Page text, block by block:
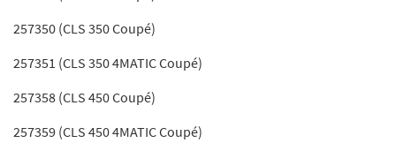
257350 (CLS 350 Coupé)
257351 (CLS 350 4MATIC Coupé)
257358 (CLS 450 Coupé)
257359 (CLS 450 4MATIC Coupé)